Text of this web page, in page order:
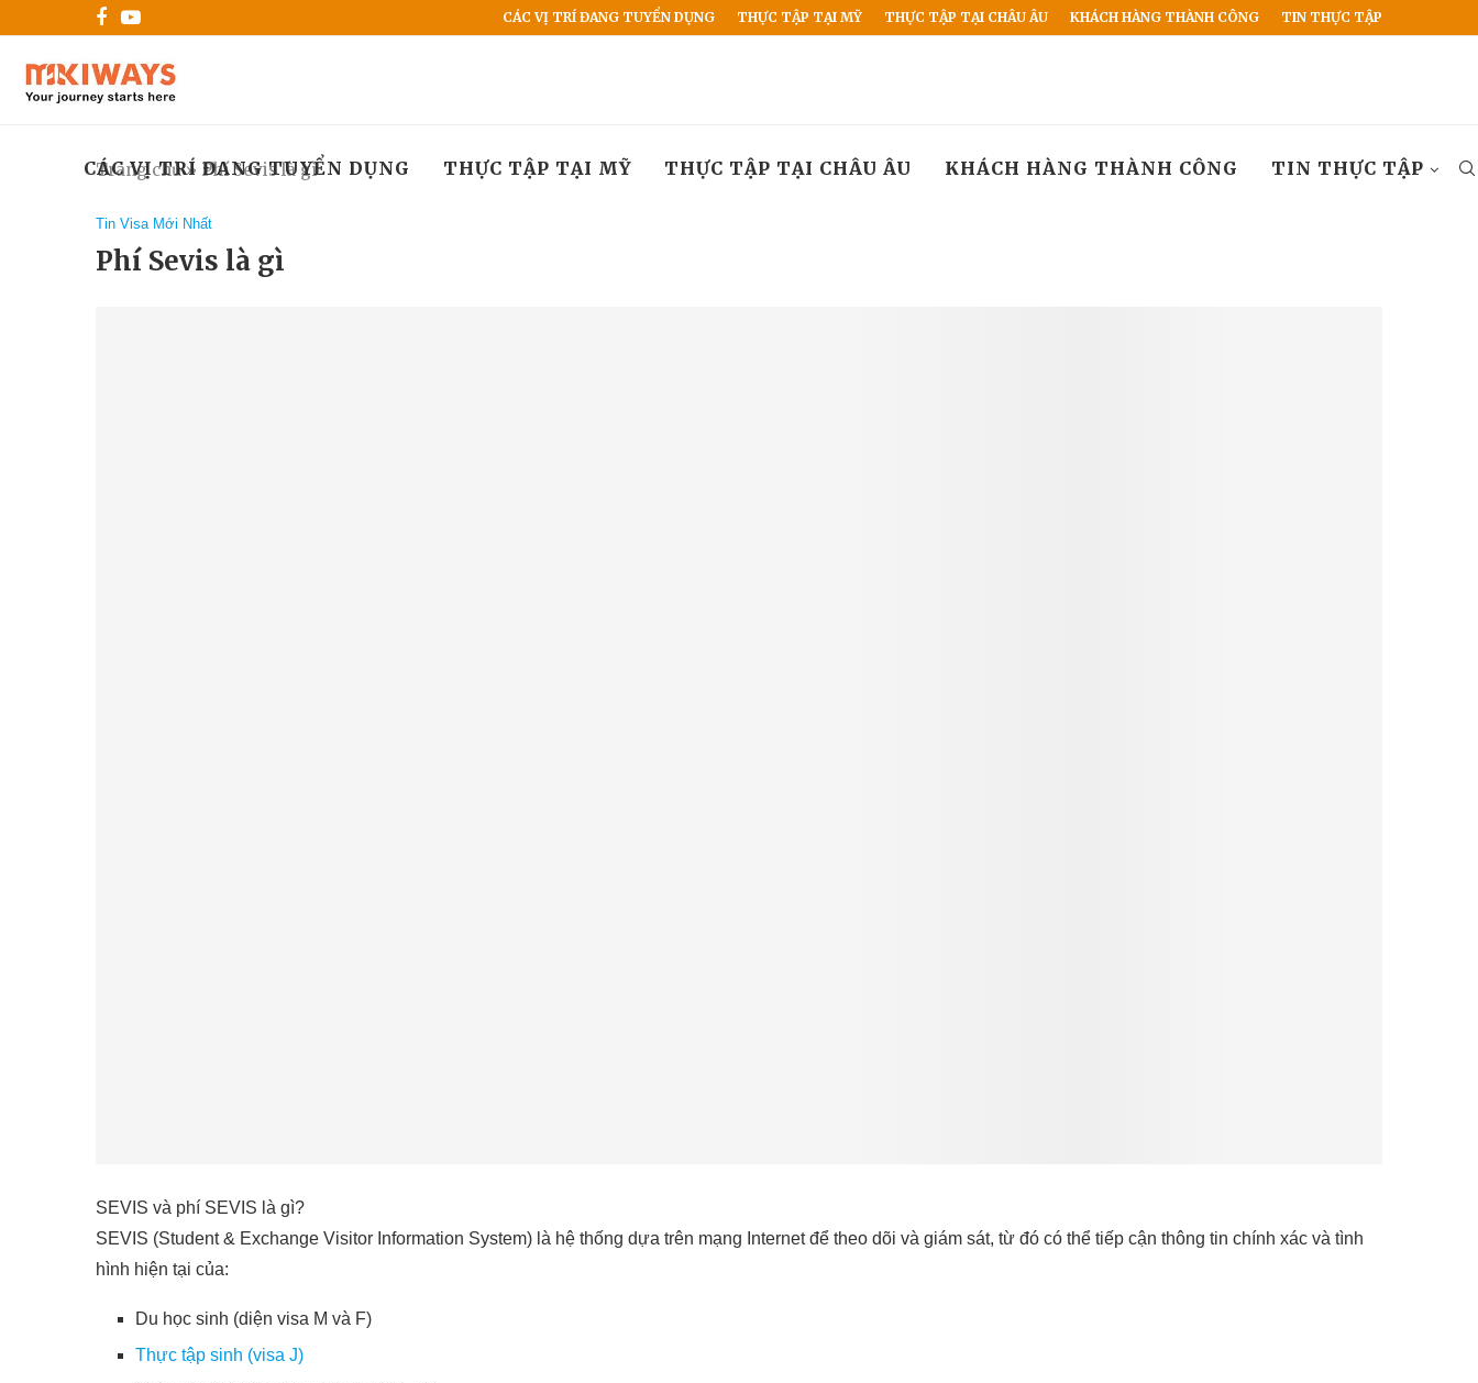
CÁC VỊ TRÍ ĐANG TUYỂN DỤNG THỰC TẬP TẠI MỸ THỰC TẬP TẠI CHÂU ÂU KHÁCH HÀNG THÀNH CÔNG TIN THỰC TẬP
CÁC VỊ TRÍ ĐANG TUYỂN DỤNG THỰC TẬP TẠI MỸ THỰC TẬP TẠI CHÂU ÂU KHÁCH HÀNG THÀNH CÔNG TIN THỰC TẬP
Trang chủ» Phí Sevis là gì
Tin Visa Mới Nhất
Phí Sevis là gì
SEVIS và phí SEVIS là gì?
SEVIS (Student & Exchange Visitor Information System) là hệ thống dựa trên mạng Internet để theo dõi và giám sát, từ đó có thể tiếp cận thông tin chính xác và tình
hình hiện tại của:
Du học sinh (diện visa M và F)
Thực tập sinh (visa J)